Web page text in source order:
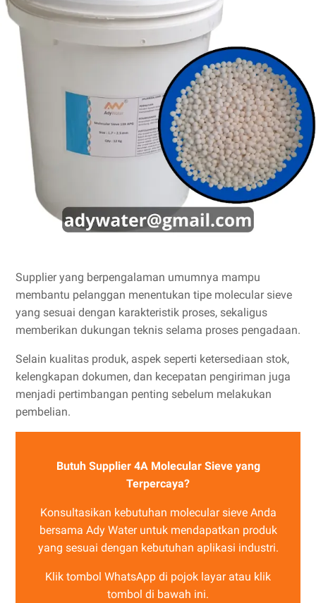
Supplier yang berpengalaman umumnya mampu
membantu pelanggan menentukan tipe molecular sieve
yang sesuai dengan karakteristik proses, sekaligus
memberikan dukungan teknis selama proses pengadaan.
Selain kualitas produk, aspek seperti ketersediaan stok,
kelengkapan dokumen, dan kecepatan pengiriman juga
menjadi pertimbangan penting sebelum melakukan
pembelian.
Butuh Supplier 4A Molecular Sieve yang
Terpercaya?
Konsultasikan kebutuhan molecular sieve Anda
bersama Ady Water untuk mendapatkan produk
yang sesuai dengan kebutuhan aplikasi industri.
Klik tombol WhatsApp di pojok layar atau klik
tombol di bawah ini.